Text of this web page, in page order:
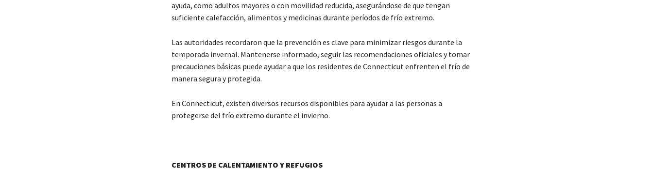
ayuda, como adultos mayores o con movilidad reducida, asegurándose de que tengan
suficiente calefacción, alimentos y medicinas durante períodos de frío extremo.
Las autoridades recordaron que la prevención es clave para minimizar riesgos durante la
temporada invernal. Mantenerse informado, seguir las recomendaciones oficiales y tomar
precauciones básicas puede ayudar a que los residentes de Connecticut enfrenten el frío de
manera segura y protegida.
En Connecticut, existen diversos recursos disponibles para ayudar a las personas a
protegerse del frío extremo durante el invierno.
CENTROS DE CALENTAMIENTO Y REFUGIOS